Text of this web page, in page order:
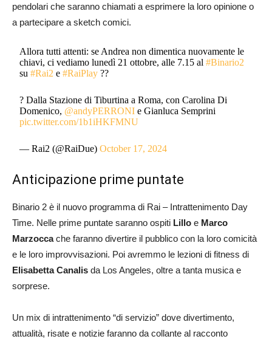
pendolari che saranno chiamati a esprimere la loro opinione o
a partecipare a sketch comici.
Allora tutti attenti: se Andrea non dimentica nuovamente le
chiavi, ci vediamo lunedì 21 ottobre, alle 7.15 al#Binario2
su#Rai2 e#RaiPlay ??
? Dalla Stazione di Tiburtina a Roma, con Carolina Di
Domenico, @andyPERRONI e Gianluca Semprini
pic.twitter.com/1b1iHKFMNU
— Rai2 (@RaiDue)October 17, 2024
Anticipazione prime puntate
Binario 2 è il nuovo programma di Rai – Intrattenimento Day
Time. Nelle prime puntate saranno ospiti Lillo e Marco
Marzoccache faranno divertire il pubblico con la loro comicità
e le loro improvvisazioni. Poi avremmo le lezioni di fitness di
Elisabetta Canalis da Los Angeles, oltre a tanta musica e
sorprese.
Un mix di intrattenimento “di servizio” dove divertimento,
attualità, risate e notizie faranno da collante al racconto